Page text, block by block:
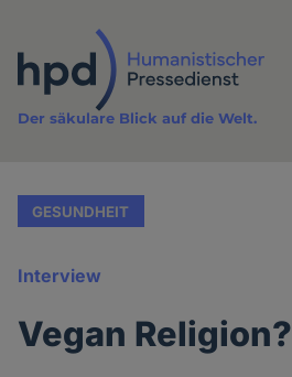
Inhalt
Der säkulare Blick auf die Welt.
GESUNDHEIT
Interview
Vegan Religion?